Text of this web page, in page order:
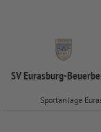
SV Eurasburg-
Sportanlage